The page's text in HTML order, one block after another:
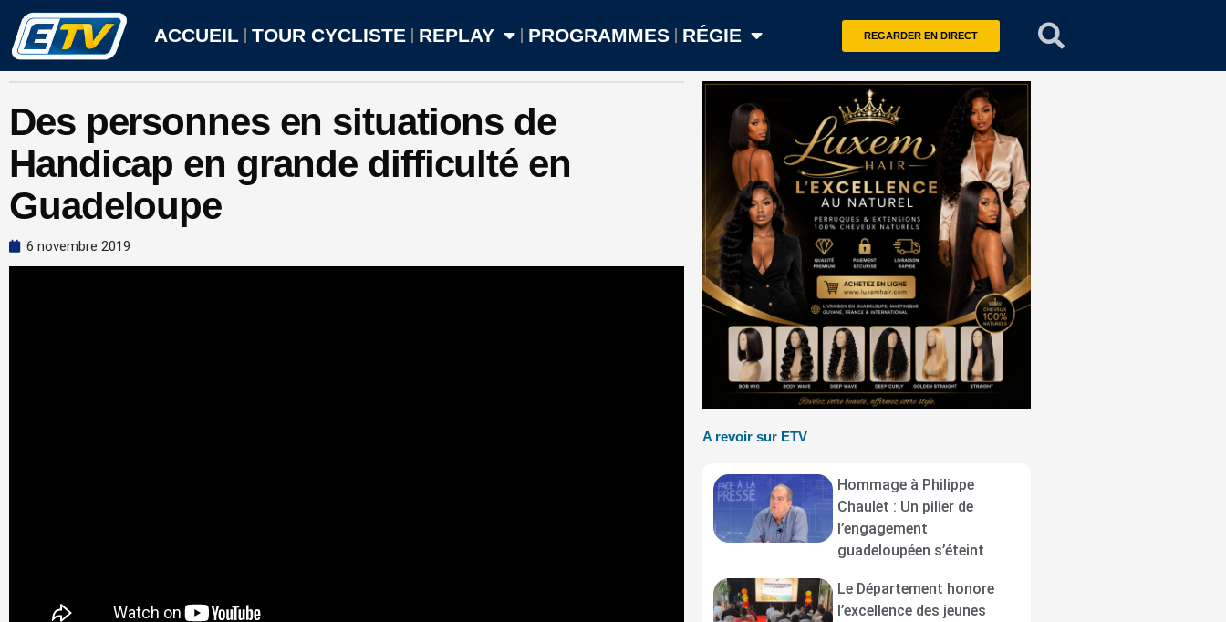
Aller
contenu
ACCUEIL TOUR CYCLISTE REPLAY PROGRAMMES RÉGIE REGARDER EN DIRECT
Des personnes en situations de
Handicap en grande difficulté en
Guadeloupe
6 novembre 2019
A revoir sur ETV
Hommage à Philippe
Chaulet : Un pilier de
l’engagement
guadeloupéen s’éteint
Le Département honore
l’excellence des jeunes